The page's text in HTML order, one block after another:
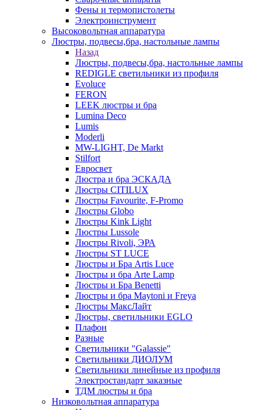
Фены и термопистолеты
Электроинструмент
Высоковольтная аппаратура
Люстры, подвесы,бра, настольные лампы
Назад
Люстры, подвесы,бра, настольные лампы
REDIGLE светильники из профиля
Evoluce
FERON
LEEK люстры и бра
Lumina Deco
Lumis
Moderli
MW-LIGHT, De Markt
Stilfort
Евросвет
Люстра и бра ЭСКАДА
Люстры CITILUX
Люстры Favourite, F-Promo
Люстры Globo
Люстры Kink Light
Люстры Lussole
Люстры Rivoli, ЭРА
Люстры ST LUCE
Люстры и Бра Artis Luce
Люстры и бра Arte Lamp
Люстры и Бра Benetti
Люстры и бра Maytoni и Freya
Люстры МаксЛайт
Люстры, светильники EGLO
Плафон
Разные
Светильники "Galassie"
Светильники ДИОЛУМ
Светильники линейные из профиля
Электростандарт заказные
ТДМ люстры и бра
Низковольтная аппаратура